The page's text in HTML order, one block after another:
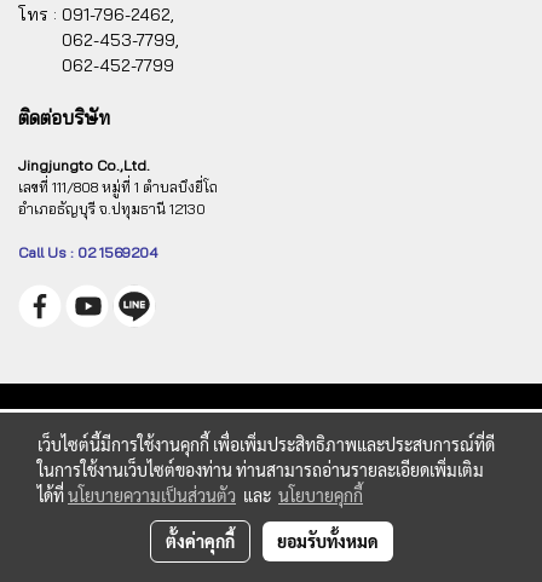
โทร : 091-796-2462,
062-453-7799,
062-452-7799
ติดต่อบริษัท
Jingjungto Co.,Ltd.
เลขที่ 111/808 หมู่ที่ 1 ตำบลบึงยี่โถ
อำเภอธัญบุรี จ.ปทุมธานี 12130
Call Us : 02 1569204
เว็บไซต์นี้มีการใช้งานคุกกี้ เพื่อเพิ่มประสิทธิภาพและประสบการณ์ที่ดี
ในการใช้งานเว็บไซต์ของท่าน ท่านสามารถอ่านรายละเอียดเพิ่มเติม
ได้ที่นโยบายความเป็นส่วนตัว และ นโยบายคุกกี้
ตั้งค่าคุกกี้ ยอมรับทั้งหมด